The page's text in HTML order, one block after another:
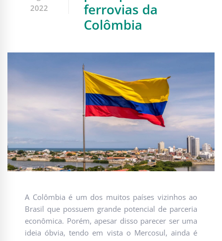
2022
ferrovias da
Colômbia
A Colômbia é um dos muitos países vizinhos ao
Brasil que possuem grande potencial de parceria
econômica. Porém, apesar disso parecer ser uma
ideia óbvia, tendo em vista o Mercosul, ainda é